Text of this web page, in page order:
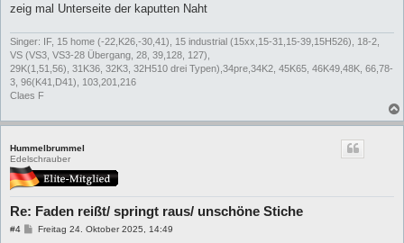
zeig mal Unterseite der kaputten Naht
Singer: IF, 15 home (-22,K26,-30,41), 15 industrial (15xx,15-31,15-39,15H526), 18-2,
VS (VS3, VS3-28 Übergang, 28, 39,128, 127),
29K(1,51,56), 31K36, 32K3, 32H510 drei Typen),34pre,34K2, 45K65, 46K49,48K, 66,78-
3, 96(K41,D41), 103,201,216
Claes F
Hummelbrummel
Edelschrauber
Re: Faden reißt/ springt raus/ unschöne Stiche
#4
BFreitag 24. Oktober 2025, 14:49